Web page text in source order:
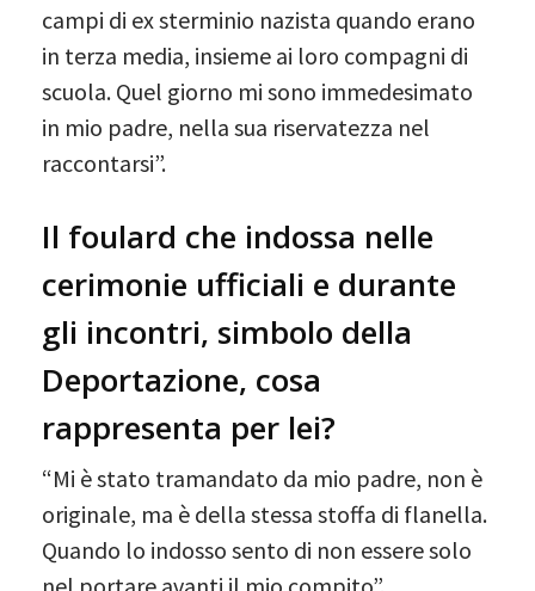
campi di ex sterminio nazista quando erano
in terza media, insieme ai loro compagni di
scuola. Quel giorno mi sono immedesimato
in mio padre, nella sua riservatezza nel
raccontarsi”.
Il foulard che indossa nelle
cerimonie ufficiali e durante
gli incontri, simbolo della
Deportazione, cosa
rappresenta per lei?
“Mi è stato tramandato da mio padre, non è
originale, ma è della stessa stoffa di flanella.
Quando lo indosso sento di non essere solo
nel portare avanti il mio compito”.